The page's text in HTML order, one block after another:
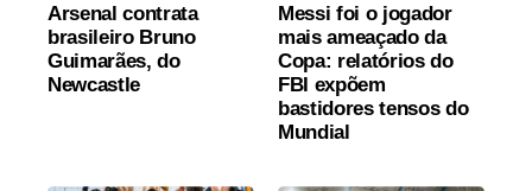
Arsenal contrata
brasileiro Bruno
Guimarães, do
Newcastle
Messi foi o jogador
mais ameaçado da
Copa: relatórios do
FBI expõem
bastidores tensos do
Mundial